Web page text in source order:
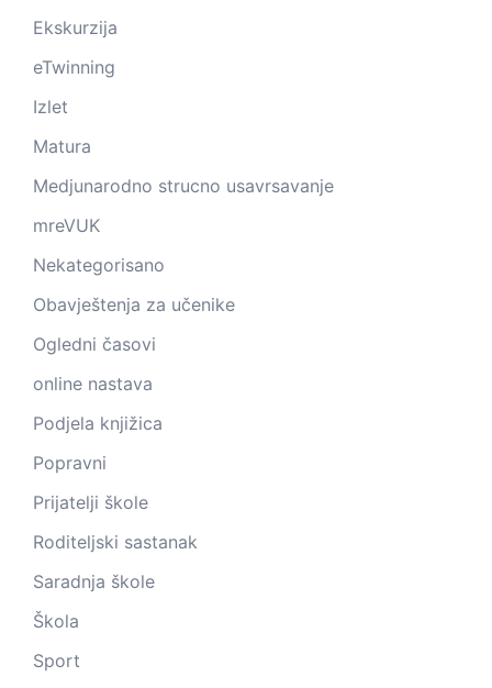
Ekskurzija
eTwinning
Izlet
Matura
Medjunarodno strucno usavrsavanje
mreVUK
Nekategorisano
Obavještenja za učenike
Ogledni časovi
online nastava
Podjela knjižica
Popravni
Prijatelji škole
Roditeljski sastanak
Saradnja škole
Škola
Sport